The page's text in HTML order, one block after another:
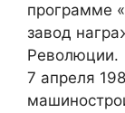
программе
завод
Революции.
7 апреля